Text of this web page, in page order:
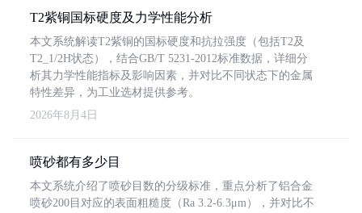
T2紫铜国标硬度及力学性能分析
本文系统解读T2紫铜的国标硬度和抗拉强度（包括T2及
T2_1/2H状态），结合GB/T 5231-2012标准数据，详细分
析其力学性能指标及影响因素，并对比不同状态下的金属
特性差异，为工业选材提供参考。
2026年8月4日
喷砂都有多少目
本文系统介绍了喷砂目数的分级标准，重点分析了铝合金
喷砂200目对应的表面粗糙度（Ra 3.2-6.3μm），并对比不